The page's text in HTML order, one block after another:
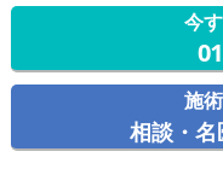
今
施
相談・名